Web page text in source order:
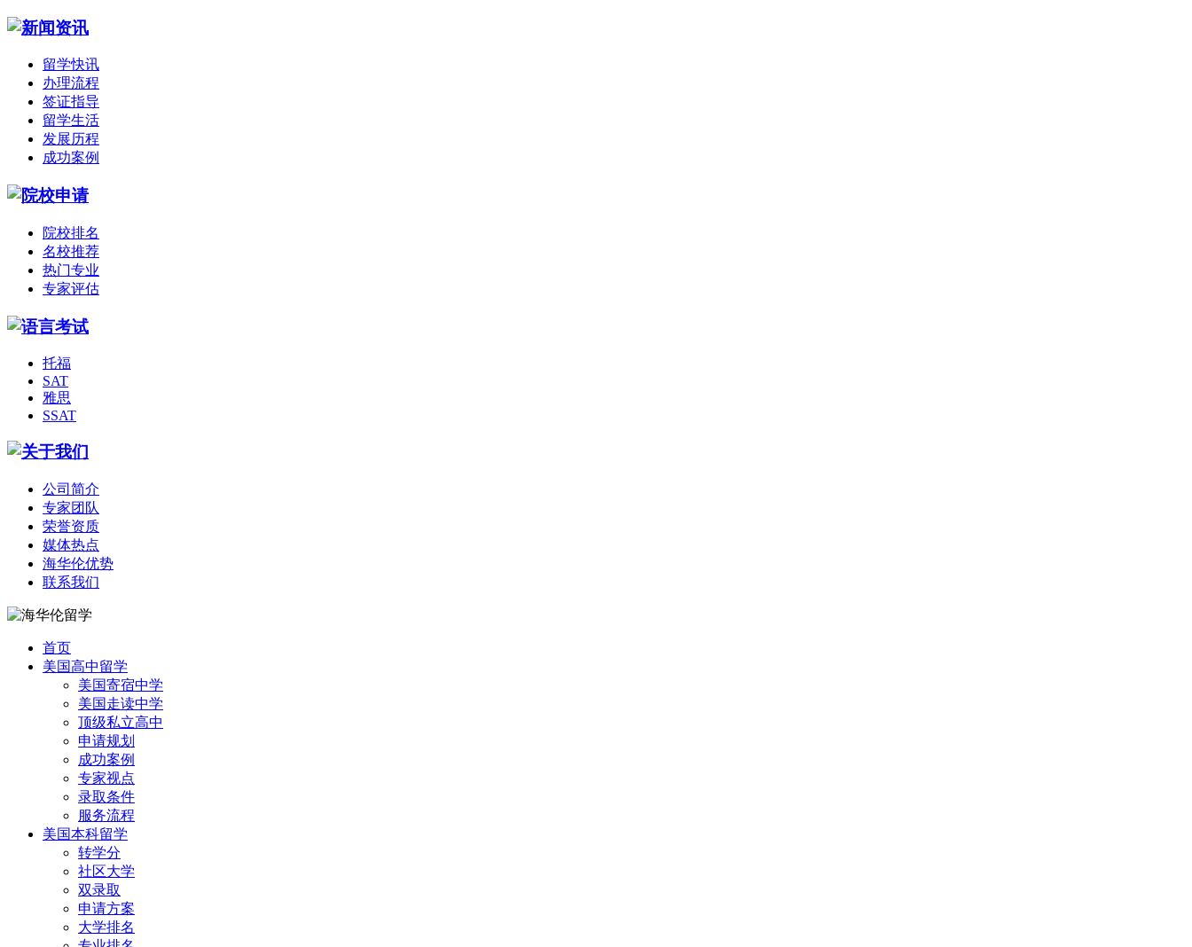
留学快讯
办理流程
签证指导
留学生活
发展历程
成功案例
院校排名
名校推荐
热门专业
专家评估
托福
SAT
雅思
SSAT
公司简介
专家团队
荣誉资质
媒体热点
海华伦优势
联系我们
首页
美国高中留学
美国寄宿中学
美国走读中学
顶级私立高中
申请规划
成功案例
专家视点
录取条件
服务流程
美国本科留学
转学分
社区大学
双录取
申请方案
大学排名